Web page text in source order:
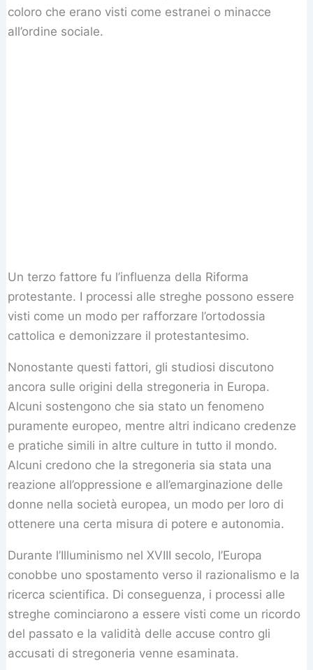
coloro che erano visti come estranei o minacce
all’ordine sociale.
Un terzo fattore fu l’influenza della Riforma
protestante. I processi alle streghe possono essere
visti come un modo per rafforzare l’ortodossia
cattolica e demonizzare il protestantesimo.
Nonostante questi fattori, gli studiosi discutono
ancora sulle origini della stregoneria in Europa.
Alcuni sostengono che sia stato un fenomeno
puramente europeo, mentre altri indicano credenze
e pratiche simili in altre culture in tutto il mondo.
Alcuni credono che la stregoneria sia stata una
reazione all’oppressione e all’emarginazione delle
donne nella società europea, un modo per loro di
ottenere una certa misura di potere e autonomia.
Durante l’Illuminismo nel XVIII secolo, l’Europa
conobbe uno spostamento verso il razionalismo e la
ricerca scientifica. Di conseguenza, i processi alle
streghe cominciarono a essere visti come un ricordo
del passato e la validità delle accuse contro gli
accusati di stregoneria venne esaminata.